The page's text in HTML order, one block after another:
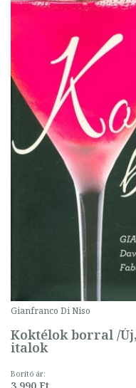
Gianfranco Di Niso
Koktélok borral /
italok
Borító ár: